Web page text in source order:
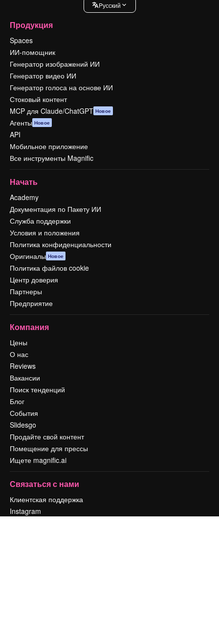
Pусский
Продукция
Spaces
ИИ-помощник
Генератор изображений ИИ
Генератор видео ИИ
Генератор голоса на основе ИИ
Стоковый контент
MCP для Claude/ChatGPT Новое
Агенты Новое
API
Мобильное приложение
Все инструменты Magnific
Начать
Academy
Документация по Пакету ИИ
Служба поддержки
Условия и положения
Политика конфиденциальности
Оригиналы Новое
Политика файлов cookie
Центр доверия
Партнеры
Предприятие
Компания
Цены
О нас
Reviews
Вакансии
Поиск тенденций
Блог
События
Slidesgo
Продайте свой контент
Помещение для прессы
Ищете magnific.ai
Связаться с нами
Клиентская поддержка
Instagram